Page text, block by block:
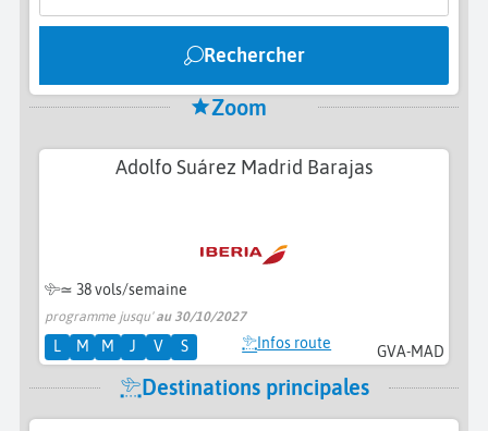
Rechercher
Zoom
GVA-MAD
Adolfo Suárez Madrid Barajas
≃ 38 vols/semaine
programme jusqu'au 30/10/2027
L M M J V S Infos route
Destinations principales